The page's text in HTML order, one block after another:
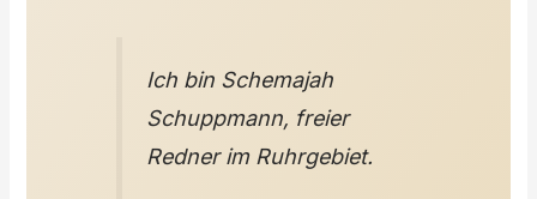
Ich bin Schemajah
Schuppmann, freier
Redner im Ruhrgebiet.